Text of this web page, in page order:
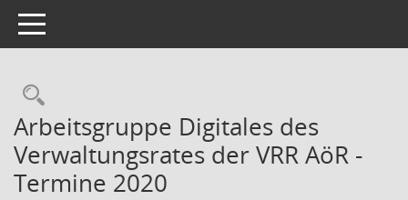
Toggle navigation
Rechercheauswahl
Arbeitsgruppe Digitales des
Verwaltungsrates der VRR AöR -
Termine 2020